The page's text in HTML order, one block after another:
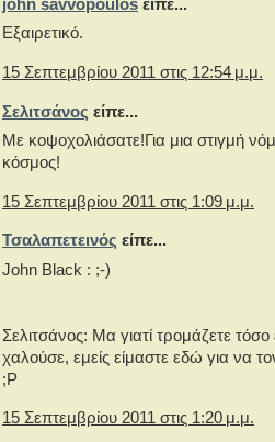
Εξαιρετικό.
15 Σεπτεμβρίου 2011 στις 12:54 μ.μ.
Σελιτσάνος είπε...
Με κοψοχολιάσατε!Για μια στιγμή
κόσμος!
15 Σεπτεμβρίου 2011 στις 1:09 μ.μ.
Τσαλαπετεινός είπε...
John Black : ;-)
Σελιτσάνος: Μα γιατί τρομάζετε
χαλούσε, εμείς είμαστε εδώ για να
;Ρ
15 Σεπτεμβρίου 2011 στις 1:20 μ.μ.